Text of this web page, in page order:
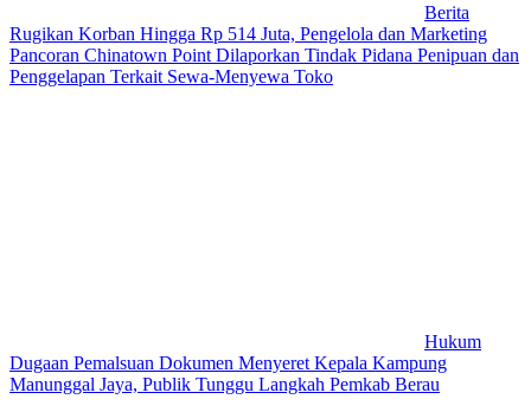
Berita
Rugikan Korban Hingga Rp 514 Juta, Pengelola dan Marketing
Pancoran Chinatown Point Dilaporkan Tindak Pidana Penipuan dan
Penggelapan Terkait Sewa-Menyewa Toko
Hukum
Dugaan Pemalsuan Dokumen Menyeret Kepala Kampung
Manunggal Jaya, Publik Tunggu Langkah Pemkab Berau